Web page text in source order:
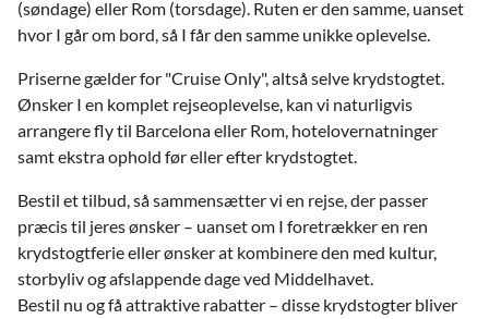
(søndage) eller Rom (torsdage). Ruten er den samme, uanset
hvor I går om bord, så I får den samme unikke oplevelse.
Priserne gælder for "Cruise Only", altså selve krydstogtet.
Ønsker I en komplet rejseoplevelse, kan vi naturligvis
arrangere fly til Barcelona eller Rom, hotelovernatninger
samt ekstra ophold før eller efter krydstogtet.
Bestil et tilbud, så sammensætter vi en rejse, der passer
præcis til jeres ønsker – uanset om I foretrækker en ren
krydstogtferie eller ønsker at kombinere den med kultur,
storbyliv og afslappende dage ved Middelhavet.
Bestil nu og få attraktive rabatter – disse krydstogter bliver